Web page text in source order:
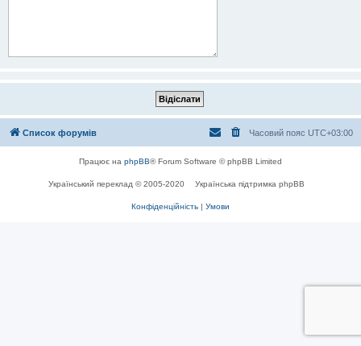
Список форумів Часовий пояс UTC+03:00
Працює на phpBB® Forum Software © phpBB Limited
Український переклад © 2005-2020 Українська підтримка phpBB
Конфіденційність | Умови